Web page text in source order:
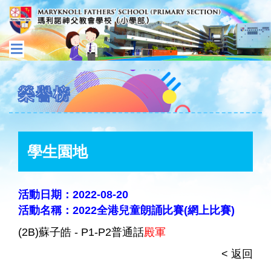
榮譽榜
學生園地
活動日期：2022-08-20
活動名稱：2022全港兒童朗誦比賽(網上比賽)
(2B)蘇子皓 - P1-P2普通話殿軍
< 返回